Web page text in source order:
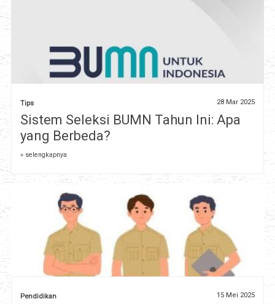
Tips 28 Mar 2025
Sistem Seleksi BUMN Tahun Ini: Apa
yang Berbeda?
» selengkapnya
Pendidikan 15 Mei 2025